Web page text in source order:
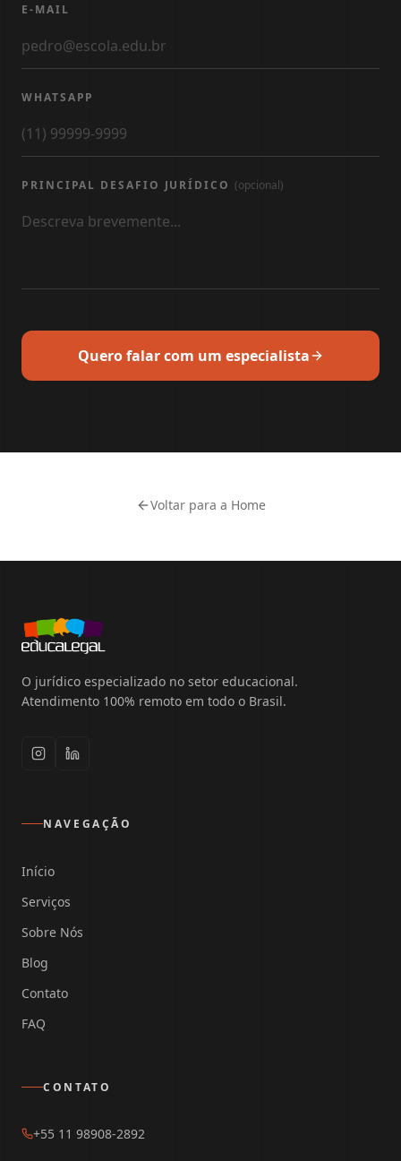
E-MAIL
WHATSAPP
PRINCIPAL DESAFIO JURÍDICO (opcional)
Quero falar com um especialista
Voltar para a Home
O jurídico especializado no setor educacional.
Atendimento 100% remoto em todo o Brasil.
NAVEGAÇÃO
Início
Serviços
Sobre Nós
Blog
Contato
FAQ
CONTATO
+55 11 98908-2892